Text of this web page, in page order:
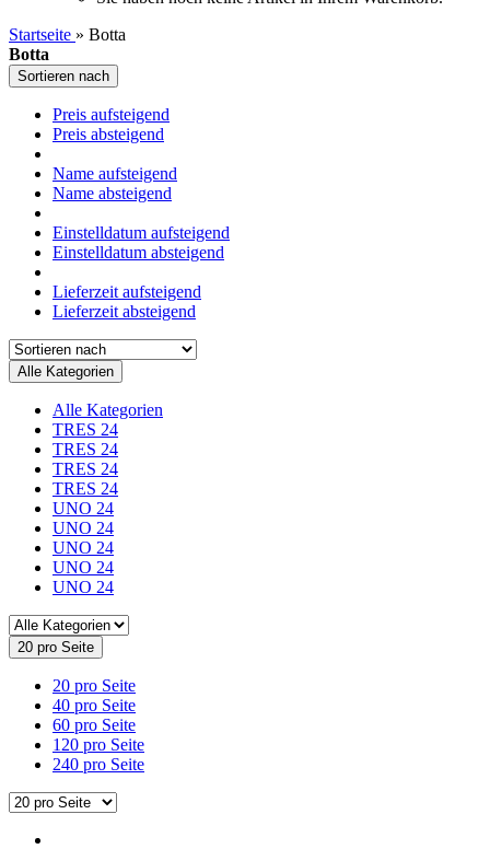
Startseite » Botta
Botta
Sortieren nach
Preis aufsteigend
Preis absteigend
Name aufsteigend
Name absteigend
Einstelldatum aufsteigend
Einstelldatum absteigend
Lieferzeit aufsteigend
Lieferzeit absteigend
Alle Kategorien
Alle Kategorien
TRES 24
TRES 24
TRES 24
TRES 24
UNO 24
UNO 24
UNO 24
UNO 24
UNO 24
20 pro Seite
20 pro Seite
40 pro Seite
60 pro Seite
120 pro Seite
240 pro Seite